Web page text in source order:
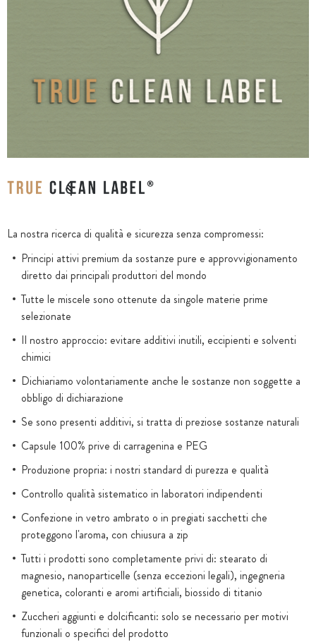
La nostra ricerca di qualità e sicurezza senza compromessi:
Principi attivi premium da sostanze pure e approvvigionamento
diretto dai principali produttori del mondo
Tutte le miscele sono ottenute da singole materie prime
selezionate
Il nostro approccio: evitare additivi inutili, eccipienti e solventi
chimici
Dichiariamo volontariamente anche le sostanze non soggette a
obbligo di dichiarazione
Se sono presenti additivi, si tratta di preziose sostanze naturali
Capsule 100% prive di carragenina e PEG
Produzione propria: i nostri standard di purezza e qualità
Controllo qualità sistematico in laboratori indipendenti
Confezione in vetro ambrato o in pregiati sacchetti che
proteggono l'aroma, con chiusura a zip
Tutti i prodotti sono completamente privi di: stearato di
magnesio, nanoparticelle (senza eccezioni legali), ingegneria
genetica, coloranti e aromi artificiali, biossido di titanio
Zuccheri aggiunti e dolcificanti: solo se necessario per motivi
funzionali o specifici del prodotto